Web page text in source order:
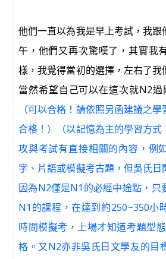
他們一直以為我是早上考試，我
午，他們又再次驚嘆了，其實我
樣，我覺得當初的選擇，左右了我
當然希望自己可以在這次就N2
（可以合格！請依照另函建議之
合格！）（以記憶為主的學習方
攻與考試有直接相關的內容，例
字、片語或模擬考古題，但吳氏日
因為N2僅是N1的必經中途點，只
N1的課程，在達到約250~350小
時間模擬考，上場才知道考題型
格。又N2亦非吳氏日文學友的目